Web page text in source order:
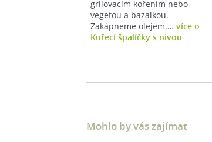
grilovacím kořením nebo
vegetou a bazalkou.
Zakápneme olejem.… více o
Kuřecí špalíčky s nivou
Mohlo by vás zajímat